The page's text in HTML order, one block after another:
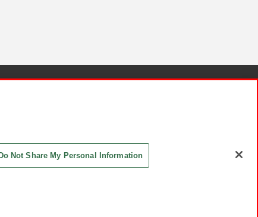
Do Not Share My Personal Information